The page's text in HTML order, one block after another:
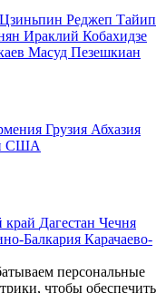
Реджеп Тайип
Ираклий Кобахидзе
Масуд Пезешкиан
Грузия Абхазия
США
край Дагестан Чечня
Балкария Карачаево-
персональные
чтобы обеспечить